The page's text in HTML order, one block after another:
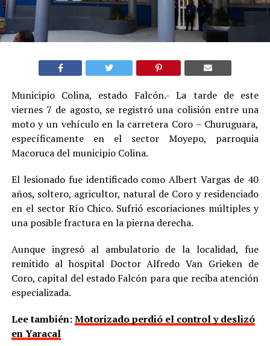
Municipio Colina, estado Falcón.- La tarde de este
viernes 7 de agosto, se registró una colisión entre una
moto y un vehículo en la carretera Coro – Churuguara,
específicamente en el sector Moyepo, parroquia
Macoruca del municipio Colina.
El lesionado fue identificado como Albert Vargas de 40
años, soltero, agricultor, natural de Coro y residenciado
en el sector Río Chico. Sufrió escoriaciones múltiples y
una posible fractura en la pierna derecha.
Aunque ingresó al ambulatorio de la localidad, fue
remitido al hospital Doctor Alfredo Van Grieken de
Coro, capital del estado Falcón para que reciba atención
especializada.
Lee también:Motorizado perdió el control y deslizó
en Yaracal